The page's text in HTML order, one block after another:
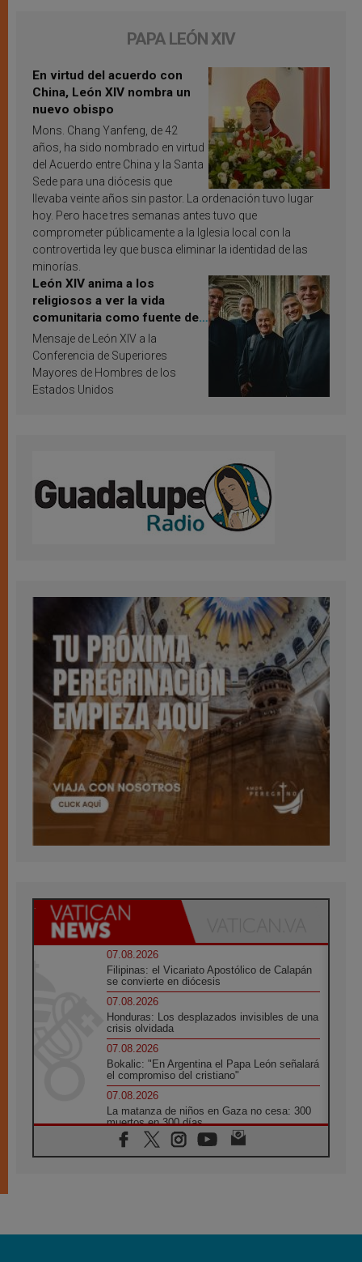
PAPA LEÓN XIV
En virtud del acuerdo con
China, León XIV nombra un
nuevo obispo
Mons. Chang Yanfeng, de 42
años, ha sido nombrado en virtud
del Acuerdo entre China y la Santa
Sede para una diócesis que
llevaba veinte años sin pastor. La ordenación tuvo lugar
hoy. Pero hace tres semanas antes tuvo que
comprometer públicamente a la Iglesia local con la
controvertida ley que busca eliminar la identidad de las
minorías.
León XIV anima a los
religiosos a ver la vida
comunitaria como fuente de
inspiración y santificación
Mensaje de León XIV a la
Conferencia de Superiores
Mayores de Hombres de los
Estados Unidos
07.08.2026
Filipinas: el Vicariato Apostólico de Calapán
se convierte en diócesis
07.08.2026
Honduras: Los desplazados invisibles de una
crisis olvidada
07.08.2026
Bokalic: "En Argentina el Papa León señalará
el compromiso del cristiano"
07.08.2026
La matanza de niños en Gaza no cesa: 300
muertos en 300 días
07.08.2026
Tagle: La guerra desfigura el mundo, solo la